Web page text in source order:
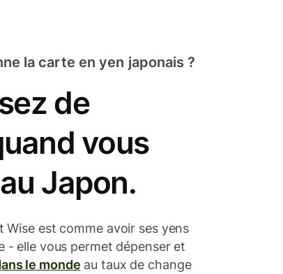
de
vous
Japon.
la carte en yen japonais ?
Wise est comme avoir ses yens
- elle vous permet dépenser et
le monde au taux de change